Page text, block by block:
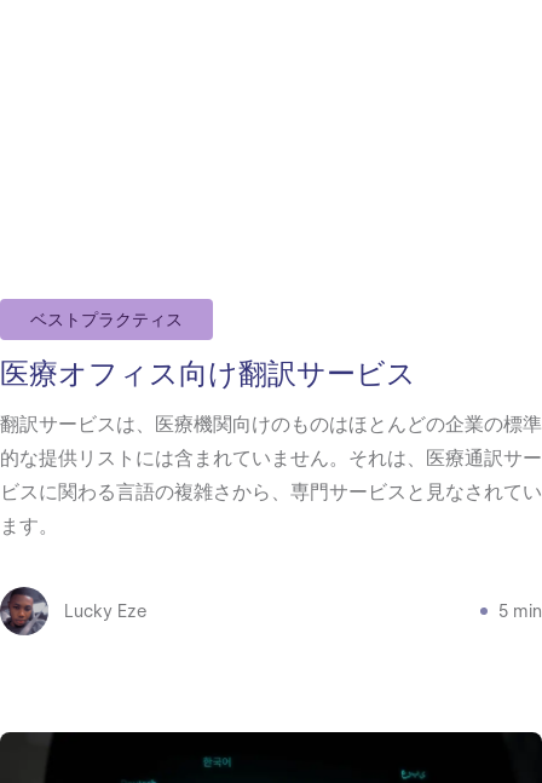
ベストプラクティス
医療オフィス向け翻訳サービス
翻訳サービスは、医療機関向けのものはほとんどの企業の標準
的な提供リストには含まれていません。それは、医療通訳サー
ビスに関わる言語の複雑さから、専門サービスと見なされてい
ます。
Lucky Eze 5 min